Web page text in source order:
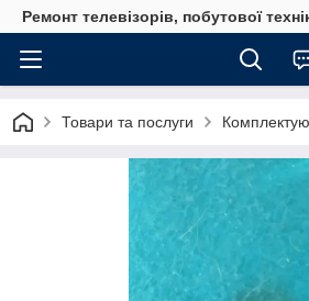
Ремонт телевізорів, побутової
Товари та послуги